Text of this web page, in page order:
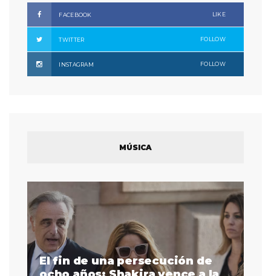
FACEBOOK LIKE
TWITTER FOLLOW
INSTAGRAM FOLLOW
MÚSICA
El fin de una persecución de